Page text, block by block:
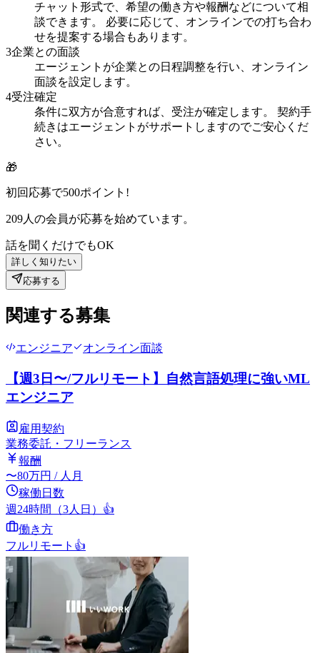
チャット形式で、希望の働き方や報酬などについて相
談できます。 必要に応じて、オンラインでの打ち合わ
せを提案する場合もあります。
3企業との面談
エージェントが企業との日程調整を行い、オンライン
面談を設定します。
4受注確定
条件に双方が合意すれば、受注が確定します。 契約手
続きはエージェントがサポートしますのでご安心くだ
さい。
🎁
初回応募で500ポイント!
209人の会員が応募を始めています。
話を聞くだけでもOK
詳しく知りたい
応募する
関連する募集
エンジニア オンライン面談
【週3日〜/フルリモート】自然言語処理に強いML
エンジニア
雇用契約
業務委託・フリーランス
報酬
〜80万円 / 人月
稼働日数
週24時間（3人日） 👍
働き方
フルリモート 👍